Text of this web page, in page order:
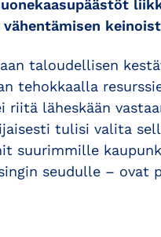
taloudellisen
tehokkaalla
riitä läheskään
tulisi valita
suurimmille
seudulle – ovat